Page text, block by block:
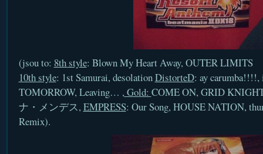
(jsou to: 8th style: Blown My Heart Away, OUTER LIMITS
10th style: 1st Samurai, desolationDistorteD: ay
TOMORROW, Leaving… ,Gold: COME ON, GRID
ナ・メンデス,EMPRESS: Our Song, HOUSE NATION,
Remix).